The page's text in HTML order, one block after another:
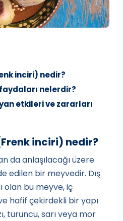
inciri) nedir?
nelerdir?
etkileri ve zararları
inciri) nedir?
da anlaşılacağı üzere
edilen bir meyvedir. Dış
olan bu meyve, iç
hafif çekirdekli bir yapı
turuncu, sarı veya mor